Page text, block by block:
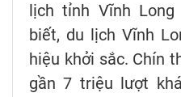
lịch tỉnh Vĩnh
biết, du lịch Vĩnh
hiệu khởi sắc. Chín
gần 7 triệu lượt